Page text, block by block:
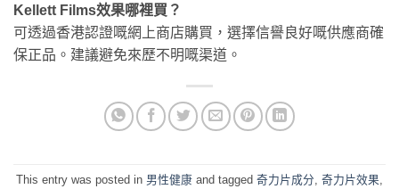
Kellett Films效果哪裡買？
可透過香港認證嘅網上商店購買，選擇信譽良好嘅供應商確
保正品。建議避免來歷不明嘅渠道。
This entry was posted in 男性健康 and tagged 奇力片成分 奇力片效果